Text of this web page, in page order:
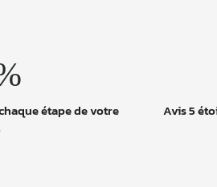
étape de votre
Avis 5